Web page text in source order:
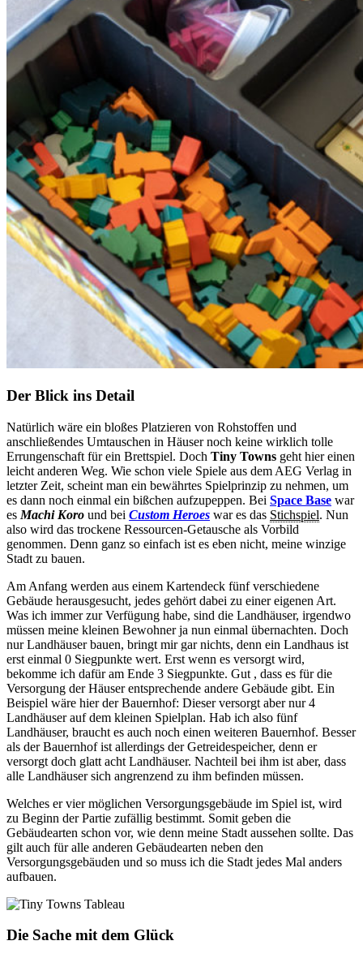
Der Blick ins Detail
Natürlich wäre ein bloßes Platzieren von Rohstoffen und
anschließendes Umtauschen in Häuser noch keine wirklich tolle
Errungenschaft für ein Brettspiel. Doch Tiny Towns geht hier einen
leicht anderen Weg. Wie schon viele Spiele aus dem AEG Verlag in
letzter Zeit, scheint man ein bewährtes Spielprinzip zu nehmen, um
es dann noch einmal ein bißchen aufzupeppen. Bei Space Base war
es Machi Koro und bei Custom Heroes war es das Stichspiel. Nun
also wird das trockene Ressourcen-Getausche als Vorbild
genommen. Denn ganz so einfach ist es eben nicht, meine winzige
Stadt zu bauen.
Am Anfang werden aus einem Kartendeck fünf verschiedene
Gebäude herausgesucht, jedes gehört dabei zu einer eigenen Art.
Was ich immer zur Verfügung habe, sind die Landhäuser, irgendwo
müssen meine kleinen Bewohner ja nun einmal übernachten. Doch
nur Landhäuser bauen, bringt mir gar nichts, denn ein Landhaus ist
erst einmal 0 Siegpunkte wert. Erst wenn es versorgt wird,
bekomme ich dafür am Ende 3 Siegpunkte. Gut , dass es für die
Versorgung der Häuser entsprechende andere Gebäude gibt. Ein
Beispiel wäre hier der Bauernhof: Dieser versorgt aber nur 4
Landhäuser auf dem kleinen Spielplan. Hab ich also fünf
Landhäuser, braucht es auch noch einen weiteren Bauernhof. Besser
als der Bauernhof ist allerdings der Getreidespeicher, denn er
versorgt doch glatt acht Landhäuser. Nachteil bei ihm ist aber, dass
alle Landhäuser sich angrenzend zu ihm befinden müssen.
Welches er vier möglichen Versorgungsgebäude im Spiel ist, wird
zu Beginn der Partie zufällig bestimmt. Somit geben die
Gebäudearten schon vor, wie denn meine Stadt aussehen sollte. Das
gilt auch für alle anderen Gebäudearten neben den
Versorgungsgebäuden und so muss ich die Stadt jedes Mal anders
aufbauen.
Die Sache mit dem Glück